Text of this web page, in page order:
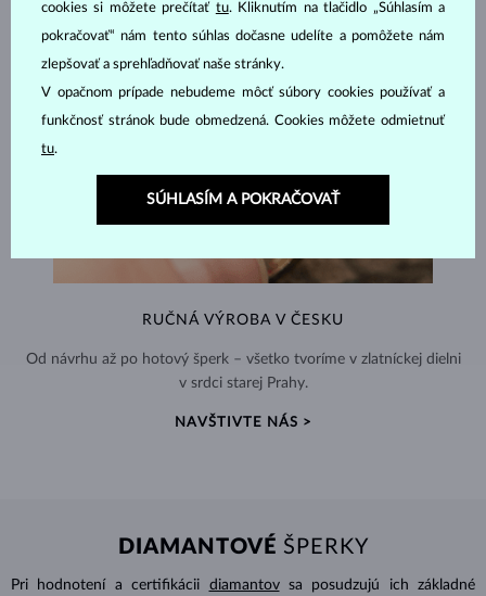
RUČNÁ VÝROBA V ČESKU
Od návrhu až po hotový šperk – všetko tvoríme v zlatníckej dielni
v srdci starej Prahy.
NAVŠTIVTE NÁS >
DIAMANTOVÉ ŠPERKY
Pri hodnotení a certifikácii diamantovsa posudzujú ich základné
cookies si môžete prečítať tu. Kliknutím na tlačidlo „Súhlasím a
pokračovať“ nám tento súhlas dočasne udelíte a pomôžete nám
zlepšovať a sprehľadňovať naše stránky.
V opačnom prípade nebudeme môcť súbory cookies používať a
funkčnosť stránok bude obmedzená. Cookies môžete odmietnuť
tu.
SÚHLASÍM A POKRAČOVAŤ